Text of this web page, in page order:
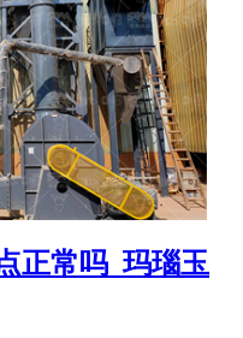
正常吗_玛瑙玉